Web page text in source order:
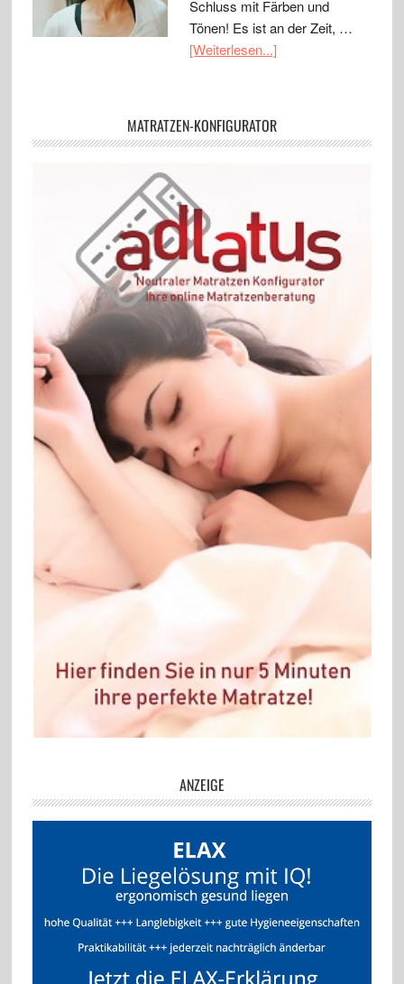
Schluss mit Färben und
Tönen! Es ist an der Zeit, …
[Weiterlesen...]
MATRATZEN-KONFIGURATOR
ANZEIGE